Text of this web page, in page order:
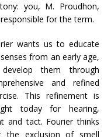
you, M. Proudhon,
for the term.
wants us to educate
from an early age,
them through
and refined
This refinement is
today for hearing,
and tact. Fourier thinks
the exclusion of smell